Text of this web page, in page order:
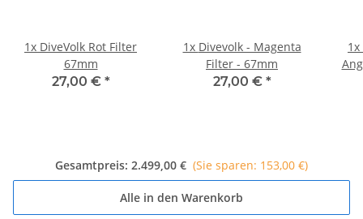
1x DiveVolk Rot Filter
67mm
27,00 € *
1x Divevolk - Magenta
Filter - 67mm
27,00 € *
1x
Gesamtpreis: 2.499,00 € (Sie sparen: 153,00 €)
Alle in den Warenkorb